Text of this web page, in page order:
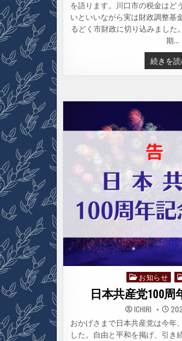
を語ります。川口市の税金はど
いといいながら実は財政調整基
るどく市財政に切り込みました
期…
続きを
Posted
in
お知らせ
日本共産党100
ICHIRI
おかげさまで日本共産党は今年
した。自由と平和を掲げ、引き